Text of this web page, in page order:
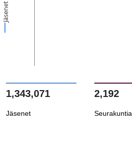
Jäsenet
1,343,071
Jäsenet
2,192
Seurakuntia